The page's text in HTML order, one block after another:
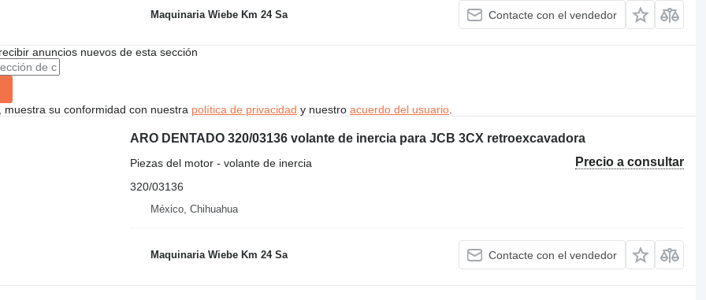
Maquinaria Wiebe Km 24 Sa Contacte con el vendedor
anuncios nuevos de esta sección
muestra su conformidad con nuestra política de privacidad y nuestro acuerdo del usuario.
ARO DENTADO 320/03136 volante de inercia para JCB 3CX retroexcavadora
Precio a consultar
Piezas del motor - volante de inercia
320/03136
México, Chihuahua
Maquinaria Wiebe Km 24 Sa Contacte con el vendedor